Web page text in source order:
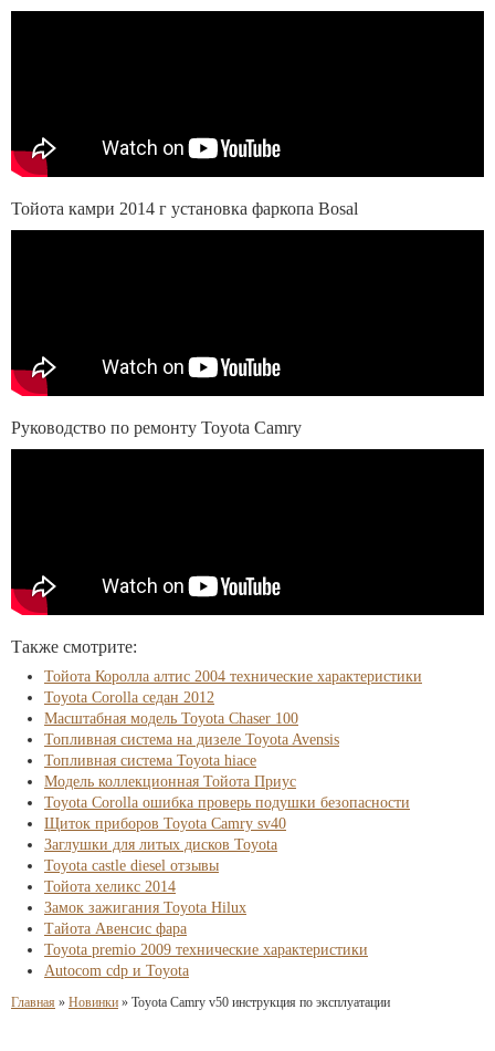
Тойота камри 2014 г установка фаркопа Bosal
Руководство по ремонту Toyota Camry
Также смотрите:
Тойота Королла алтис 2004 технические характеристики
Toyota Corolla седан 2012
Масштабная модель Toyota Chaser 100
Топливная система на дизеле Toyota Avensis
Топливная система Toyota hiace
Модель коллекционная Тойота Приус
Toyota Corolla ошибка проверь подушки безопасности
Щиток приборов Toyota Camry sv40
Заглушки для литых дисков Toyota
Toyota castle diesel отзывы
Тойота хеликс 2014
Замок зажигания Toyota Hilux
Тайота Авенсис фара
Toyota premio 2009 технические характеристики
Autocom cdp и Toyota
Главная » Новинки » Toyota Camry v50 инструкция по эксплуатации